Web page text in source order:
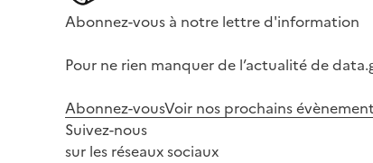
Abonnez-vous à notre lettre d'information
Pour ne rien manquer de l’actualité de
Abonnez-vousVoir nos prochains
Suivez-nous
sur les réseaux sociaux